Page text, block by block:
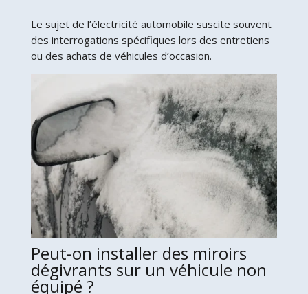
Le sujet de l’électricité automobile suscite souvent
des interrogations spécifiques lors des entretiens
ou des achats de véhicules d’occasion.
Peut-on installer des miroirs
dégivrants sur un véhicule non
équipé ?